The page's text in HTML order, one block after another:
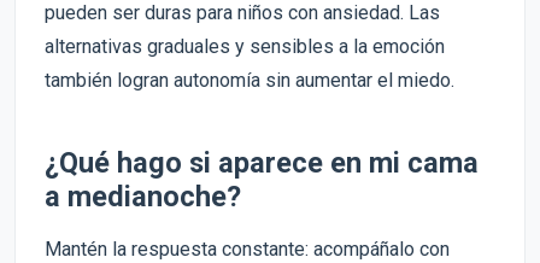
pueden ser duras para niños con ansiedad. Las
alternativas graduales y sensibles a la emoción
también logran autonomía sin aumentar el miedo.
¿Qué hago si aparece en mi cama
a medianoche?
Mantén la respuesta constante: acompáñalo con